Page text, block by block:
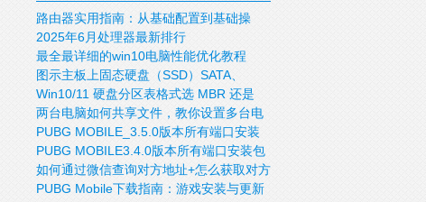
路由器实用指南：从基础配置到基础操
作！
2025年6月处理器最新排行
最全最详细的win10电脑性能优化教程
图示主板上固态硬盘（SSD）SATA、
mSATA、M.2、PCIE接口
Win10/11 硬盘分区表格式选 MBR 还是
GUID/GPT 好？
两台电脑如何共享文件，教你设置多台电
脑共享文件
PUBG MOBILE_3.5.0版本所有端口安装
包下载
PUBG MOBILE3.4.0版本所有端口安装包
下载
如何通过微信查询对方地址+怎么获取对方
IP，查询对方的位置
PUBG Mobile下载指南：游戏安装与更新